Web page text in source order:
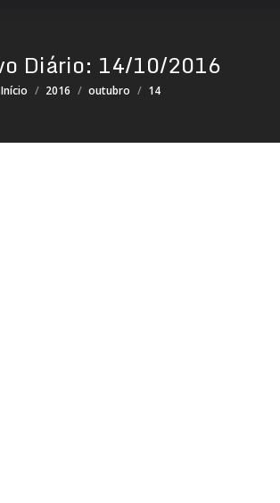
Diário: 14/10/2016
está aqui:
Início 2016 outubro 14